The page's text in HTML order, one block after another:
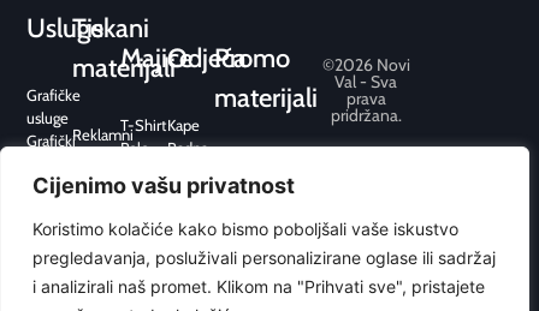
Cijenimo vašu privatnost
Koristimo kolačiće kako bismo poboljšali vaše iskustvo
pregledavanja, posluživali personalizirane oglase ili sadržaj
i analizirali naš promet. Klikom na "Prihvati sve", pristajete
Usluge
Grafičke
usluge
Grafički
Grafička
Tisak
Web
dizajn
Graviranje
Tiskani
materijali
Reklamni
Uredski
Pos /
Point
of Sale
Majice
T-Shirt
Polo
Fit
Odjeća
Kape
Radna
Trenirke
hoodice
Sport
Flis
Promo
materijali
Elektronika
Kišobrani
Hobi i
slobodno
©2026 Novi
Val - Sva
prava
pridržana.